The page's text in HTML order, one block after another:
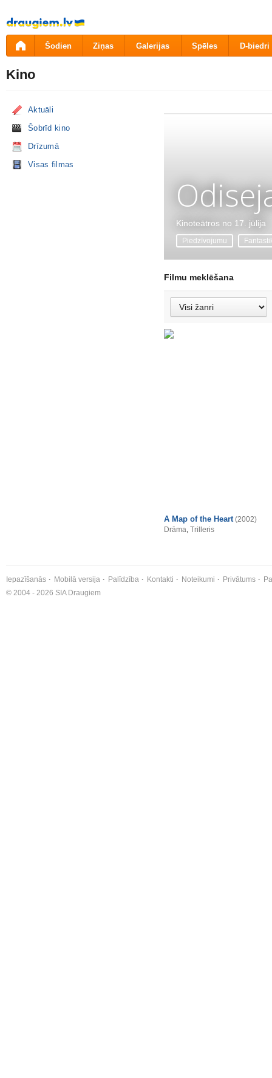
Pāriet
uz
saturu
Šodien Ziņas Galerijas Spēles D-biedri
Kino
Aktuāli
Šobrīd kino
Drīzumā
Visas filmas
Kinoteātros no 17. jūlija
Piedzīvojumu
Filmu meklēšana
A Map of the Heart (2002)
Drāma, Trilleris
Iepazīšanās Mobilā versija Palīdzība Kontakti Noteikumi Privātums
© 2004 - 2026 SIA Draugiem